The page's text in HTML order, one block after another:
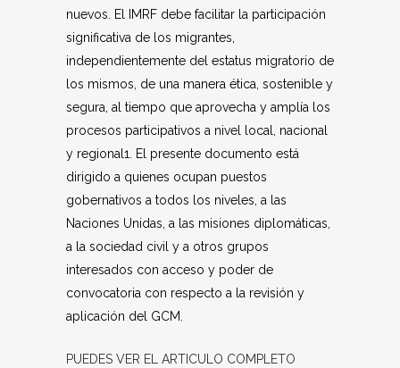
nuevos. El IMRF debe facilitar la participación
significativa de los migrantes,
independientemente del estatus migratorio de
los mismos, de una manera ética, sostenible y
segura, al tiempo que aprovecha y amplía los
procesos participativos a nivel local, nacional
y regional 1
. El presente documento está
dirigido a quienes ocupan puestos
gobernativos a todos los niveles, a las
Naciones Unidas, a las misiones diplomáticas,
a la sociedad civil y a otros grupos
interesados con acceso y poder de
convocatoria con respecto a la revisión y
aplicación del GCM.
PUEDES VER EL ARTICULO COMPLETO